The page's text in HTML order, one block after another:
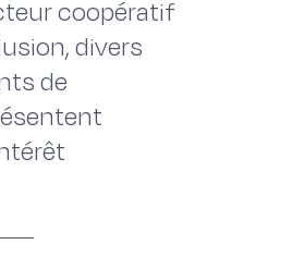
coopératif
divers
de